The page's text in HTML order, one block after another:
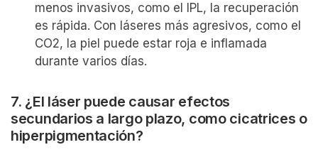
menos invasivos, como el IPL, la recuperación
es rápida. Con láseres más agresivos, como el
CO2, la piel puede estar roja e inflamada
durante varios días.
7. ¿El láser puede causar efectos
secundarios a largo plazo, como cicatrices o
hiperpigmentación?